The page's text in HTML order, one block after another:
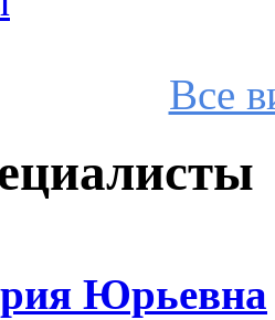
Все
Юрьевна